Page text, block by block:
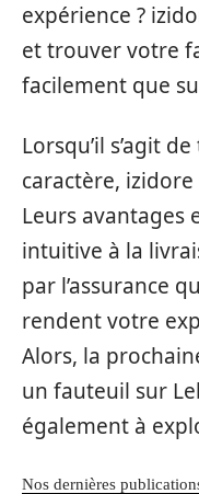
expérience ?
et trouver votre
facilement que
Lorsqu’il s’agit
caractère,
Leurs avantages
intuitive à la
par l’assurance
rendent votre
Alors, la
un fauteuil sur
également à
Nos dernières